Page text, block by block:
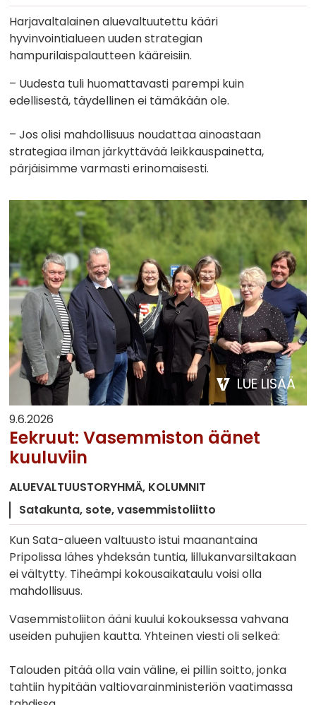
Harjavaltalainen aluevaltuutettu kääri
hyvinvointialueen uuden strategian
hampurilaispalautteen kääreisiin.
– Uudesta tuli huomattavasti parempi kuin
edellisestä, täydellinen ei tämäkään ole.
– Jos olisi mahdollisuus noudattaa ainoastaan
strategiaa ilman järkyttävää leikkauspainetta,
pärjäisimme varmasti erinomaisesti.
LUE LISÄÄ
9.6.2026
Eekruut: Vasemmiston äänet
kuuluviin
ALUEVALTUUSTORYHMÄ KOLUMNIT
Satakunta sote vasemmistoliitto
Kun Sata-alueen valtuusto istui maanantaina
Pripolissa lähes yhdeksän tuntia, lillukanvarsiltakaan
ei vältytty. Tiheämpi kokousaikataulu voisi olla
mahdollisuus.
Vasemmistoliiton ääni kuului kokouksessa vahvana
useiden puhujien kautta. Yhteinen viesti oli selkeä:
Talouden pitää olla vain väline, ei pillin soitto, jonka
tahtiin hypitään valtiovarainministeriön vaatimassa